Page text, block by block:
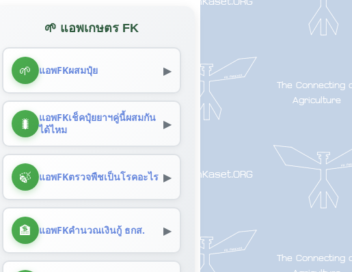
🌱 แอพเกษตร FK
🌱 แอพFKผสมปุ๋ย ▶
🐛
แอพFKเช็คปุ๋ยยาฯคู่นี้ผสมกัน
ได้ไหม
▶
🍃 แอพFKตรวจพืชเป็นโรคอะไร ▶
🏦 แอพFKคำนวณเงินกู้ ธกส. ▶